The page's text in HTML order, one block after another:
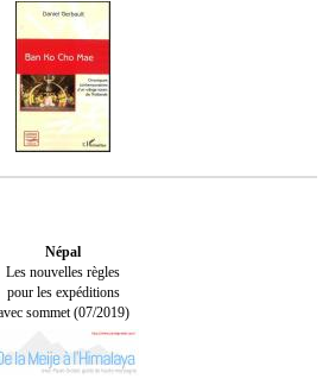
Népal
Les nouvelles règles
pour les expéditions
sommet (07/2019)